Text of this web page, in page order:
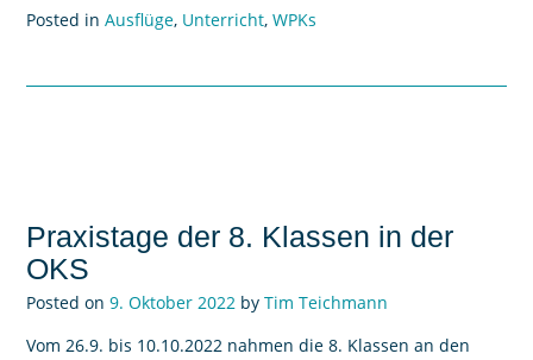
Posted in Ausflüge, Unterricht, WPKs
Praxistage der 8. Klassen in der
OKS
Posted on 9. Oktober 2022 by Tim Teichmann
Vom 26.9. bis 10.10.2022 nahmen die 8. Klassen an den